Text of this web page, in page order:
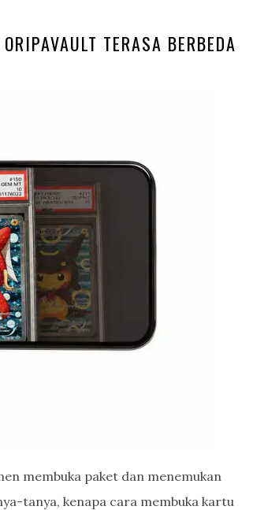
TERASA BERBEDA
membuka paket dan menemukan
tanya, kenapa cara membuka kartu